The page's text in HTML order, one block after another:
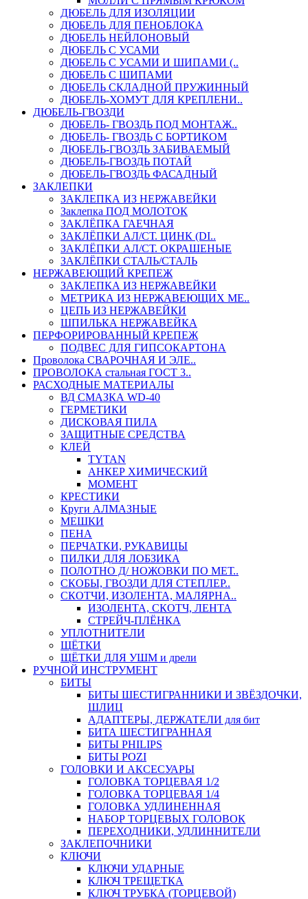
ДЮБЕЛЬ ДЛЯ ИЗОЛЯЦИИ
ДЮБЕЛЬ ДЛЯ ПЕНОБЛОКА
ДЮБЕЛЬ НЕЙЛОНОВЫЙ
ДЮБЕЛЬ С УСАМИ
ДЮБЕЛЬ С УСАМИ И ШИПАМИ (..
ДЮБЕЛЬ С ШИПАМИ
ДЮБЕЛЬ СКЛАДНОЙ ПРУЖИННЫЙ
ДЮБЕЛЬ-ХОМУТ ДЛЯ КРЕПЛЕНИ..
ДЮБЕЛЬ-ГВОЗДИ
ДЮБЕЛЬ- ГВОЗДЬ ПОД МОНТАЖ..
ДЮБЕЛЬ- ГВОЗДЬ С БОРТИКОМ
ДЮБЕЛЬ-ГВОЗДЬ ЗАБИВАЕМЫЙ
ДЮБЕЛЬ-ГВОЗДЬ ПОТАЙ
ДЮБЕЛЬ-ГВОЗДЬ ФАСАДНЫЙ
ЗАКЛЕПКИ
ЗАКЛЕПКА ИЗ НЕРЖАВЕЙКИ
Заклепка ПОД МОЛОТОК
ЗАКЛЁПКА ГАЕЧНАЯ
ЗАКЛЁПКИ АЛ/СТ. ЦИНК (DI..
ЗАКЛЁПКИ АЛ/СТ. ОКРАШЕНЫЕ
ЗАКЛЁПКИ СТАЛЬ/СТАЛЬ
НЕРЖАВЕЮЩИЙ КРЕПЕЖ
ЗАКЛЕПКА ИЗ НЕРЖАВЕЙКИ
МЕТРИКА ИЗ НЕРЖАВЕЮЩИХ МЕ..
ЦЕПЬ ИЗ НЕРЖАВЕЙКИ
ШПИЛЬКА НЕРЖАВЕЙКА
ПЕРФОРИРОВАННЫЙ КРЕПЕЖ
ПОДВЕС ДЛЯ ГИПСОКАРТОНА
Проволока СВАРОЧНАЯ И ЭЛЕ..
ПРОВОЛОКА стальная ГОСТ 3..
РАСХОДНЫЕ МАТЕРИАЛЫ
ВД СМАЗКА WD-40
ГЕРМЕТИКИ
ДИСКОВАЯ ПИЛА
ЗАЩИТНЫЕ СРЕДСТВА
КЛЕЙ
TYTAN
АНКЕР ХИМИЧЕСКИЙ
МОМЕНТ
КРЕСТИКИ
Круги АЛМАЗНЫЕ
МЕШКИ
ПЕНА
ПЕРЧАТКИ, РУКАВИЦЫ
ПИЛКИ ДЛЯ ЛОБЗИКА
ПОЛОТНО Д/ НОЖОВКИ ПО МЕТ..
СКОБЫ, ГВОЗДИ ДЛЯ СТЕПЛЕР..
СКОТЧИ, ИЗОЛЕНТА, МАЛЯРНА..
ИЗОЛЕНТА, СКОТЧ, ЛЕНТА
СТРЕЙЧ-ПЛЁНКА
УПЛОТНИТЕЛИ
ЩЁТКИ
ЩЁТКИ ДЛЯ УШМ и дрели
РУЧНОЙ ИНСТРУМЕНТ
БИТЫ
БИТЫ ШЕСТИГРАННИКИ И ЗВЁЗДОЧКИ,
ШЛИЦ
АДАПТЕРЫ, ДЕРЖАТЕЛИ для бит
БИТА ШЕСТИГРАННАЯ
БИТЫ PHILIPS
БИТЫ POZI
ГОЛОВКИ И АКСЕСУАРЫ
ГОЛОВКА ТОРЦЕВАЯ 1/2
ГОЛОВКА ТОРЦЕВАЯ 1/4
ГОЛОВКА УДЛИНЕННАЯ
НАБОР ТОРЦЕВЫХ ГОЛОВОК
ПЕРЕХОДНИКИ, УДЛИННИТЕЛИ
ЗАКЛЕПОЧНИКИ
КЛЮЧИ
КЛЮЧИ УДАРНЫЕ
КЛЮЧ ТРЕЩЕТКА
КЛЮЧ ТРУБКА (ТОРЦЕВОЙ)